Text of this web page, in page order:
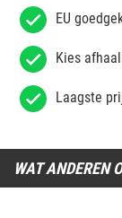
EU
Kies
Laagste
WAT ANDEREN